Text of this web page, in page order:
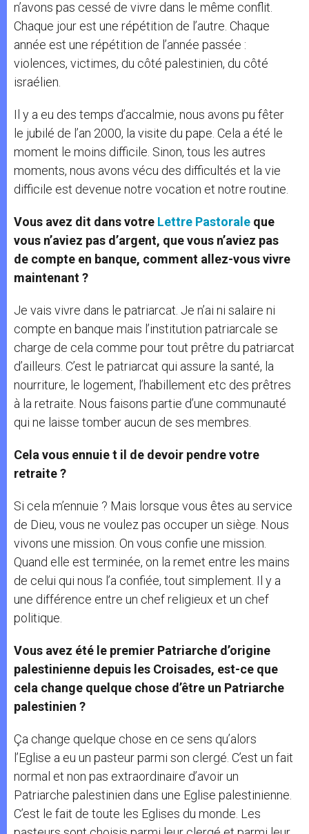
n’avons pas cessé de vivre dans le même conflit.
Chaque jour est une répétition de l’autre. Chaque
année est une répétition de l’année passée :
violences, victimes, du côté palestinien, du côté
israélien.
Il y a eu des temps d’accalmie, nous avons pu fêter
le jubilé de l’an 2000, la visite du pape. Cela a été le
moment le moins difficile. Sinon, tous les autres
moments, nous avons vécu des difficultés et la vie
difficile est devenue notre vocation et notre routine.
Vous avez dit dans votre Lettre Pastorale que
vous n’aviez pas d’argent, que vous n’aviez pas
de compte en banque, comment allez-vous vivre
maintenant ?
Je vais vivre dans le patriarcat. Je n’ai ni salaire ni
compte en banque mais l’institution patriarcale se
charge de cela comme pour tout prêtre du patriarcat
d’ailleurs. C’est le patriarcat qui assure la santé, la
nourriture, le logement, l’habillement etc des prêtres
à la retraite. Nous faisons partie d’une communauté
qui ne laisse tomber aucun de ses membres.
Cela vous ennuie t il de devoir pendre votre
retraite ?
Si cela m’ennuie ? Mais lorsque vous êtes au service
de Dieu, vous ne voulez pas occuper un siège. Nous
vivons une mission. On vous confie une mission.
Quand elle est terminée, on la remet entre les mains
de celui qui nous l’a confiée, tout simplement. Il y a
une différence entre un chef religieux et un chef
politique.
Vous avez été le premier Patriarche d’origine
palestinienne depuis les Croisades, est-ce que
cela change quelque chose d’être un Patriarche
palestinien ?
Ça change quelque chose en ce sens qu’alors
l’Eglise a eu un pasteur parmi son clergé. C’est un fait
normal et non pas extraordinaire d’avoir un
Patriarche palestinien dans une Eglise palestinienne.
C’est le fait de toute les Eglises du monde. Les